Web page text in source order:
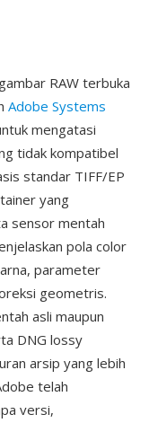
RAW terbuka
Adobe Systems
mengatasi
tidak kompatibel
standar TIFF/EP
yang
sensor mentah
pola color
parameter
geometris.
asli maupun
DNG lossy
arsip yang lebih
telah
versi,